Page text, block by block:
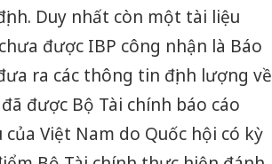
Duy nhất còn một tài liệu
được IBP công nhận là Báo
ra các thông tin định lượng về
được Bộ Tài chính báo cáo
Việt Nam do Quốc hội có kỳ